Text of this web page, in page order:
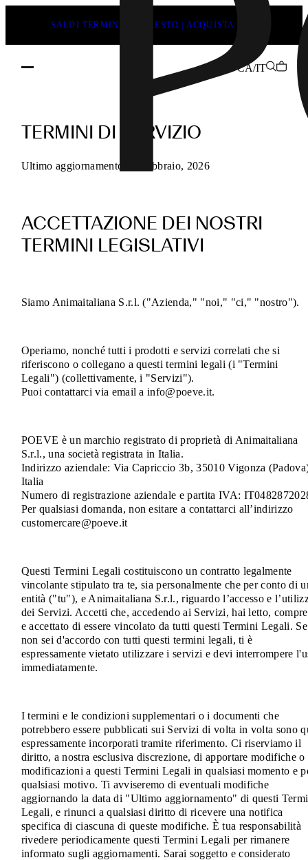
SALDI TERMINANO PRESTO | ACQUISTA ORA
CA/IT
di
POEVE
acquisti
online
TERMINI DI SERVIZIO
Ultimo aggiornamento 13 Febbraio, 2026
ACCETTAZIONE DEI NOSTRI
TERMINI LEGISLATIVI
Siamo Animaitaliana S.r.l. ("Azienda," "noi," "ci," "nostro").
Operiamo, nonché tutti i prodotti e servizi correlati che si
riferiscono o collegano a questi termini legali (i "Termini
Legali") (collettivamente, i "Servizi").
Puoi contattarci via email a info@poeve.it.
POEVE è un marchio registrato di proprietà di Animaitaliana
S.r.l., una società registrata in Italia.
Indirizzo aziendale: Via Capriccio 3b, 35010 Vigonza
Italia
Numero di registrazione aziendale e partita IVA:
Per qualsiasi domanda, non esitare a contattarci all’indirizzo
customercare@poeve.it
Questi Termini Legali costituiscono un contratto legalmente
vincolante stipulato tra te, sia personalmente che per conto di
entità ("tu"), e Animaitaliana S.r.l., riguardo l’accesso e
dei Servizi. Accetti che, accedendo ai Servizi, hai letto,
e accettato di essere vincolato da tutti questi Termini Legali. Se
non sei d'accordo con tutti questi termini legali, ti è
espressamente vietato utilizzare i servizi e devi interrompere
immediatamente.
I termini e le condizioni supplementari o i documenti che
potrebbero essere pubblicati sui Servizi di volta in volta sono
espressamente incorporati tramite riferimento. Ci riserviamo il
diritto, a nostra esclusiva discrezione, di apportare modifiche o
modificazioni a questi Termini Legali in qualsiasi momento e
qualsiasi motivo. Ti avviseremo di eventuali modifiche
aggiornando la data di "Ultimo aggiornamento" di questi
Legali, e rinunci a qualsiasi diritto di ricevere una notifica
specifica di ciascuna di queste modifiche. È tua responsabilità
rivedere periodicamente questi Termini Legali per rimanere
informato sugli aggiornamenti. Sarai soggetto e considerato